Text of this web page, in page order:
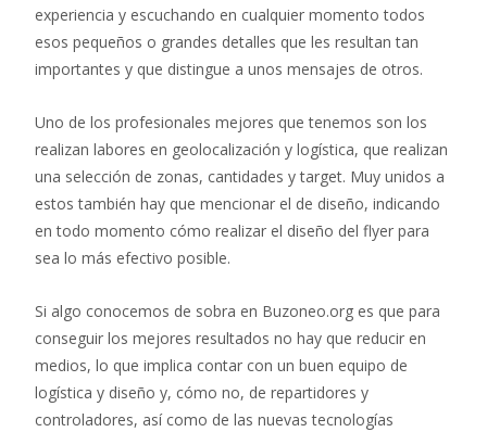
experiencia y escuchando en cualquier momento todos
esos pequeños o grandes detalles que les resultan tan
importantes y que distingue a unos mensajes de otros.
Uno de los profesionales mejores que tenemos son los
realizan labores en geolocalización y logística, que realizan
una selección de zonas, cantidades y target. Muy unidos a
estos también hay que mencionar el de diseño, indicando
en todo momento cómo realizar el diseño del flyer para
sea lo más efectivo posible.
Si algo conocemos de sobra en Buzoneo.org es que para
conseguir los mejores resultados no hay que reducir en
medios, lo que implica contar con un buen equipo de
logística y diseño y, cómo no, de repartidores y
controladores, así como de las nuevas tecnologías